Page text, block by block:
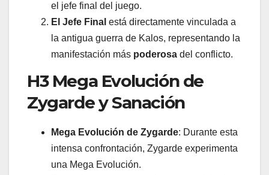
el jefe final del juego.
El Jefe Final está directamente vinculada a
la antigua guerra de Kalos, representando la
manifestación más poderosa del conflicto.
H3 Mega Evolución de
Zygarde y Sanación
Mega Evolución de Zygarde: Durante esta
intensa confrontación, Zygarde experimenta
una Mega Evolución.